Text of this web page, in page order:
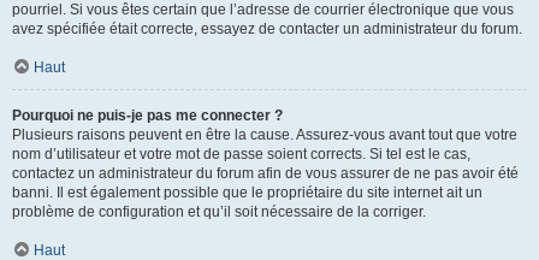
pourriel. Si vous êtes certain que l’adresse de courrier électronique que vous
avez spécifiée était correcte, essayez de contacter un administrateur du forum.
Haut
Pourquoi ne puis-je pas me connecter ?
Plusieurs raisons peuvent en être la cause. Assurez-vous avant tout que votre
nom d’utilisateur et votre mot de passe soient corrects. Si tel est le cas,
contactez un administrateur du forum afin de vous assurer de ne pas avoir été
banni. Il est également possible que le propriétaire du site internet ait un
problème de configuration et qu’il soit nécessaire de la corriger.
Haut